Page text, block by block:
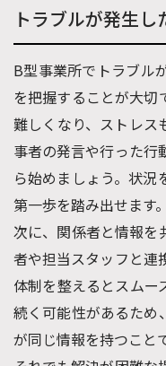
トラブルが発生し
B型事業所でトラブル
を把握することが大切
難しくなり、ストレス
事者の発言や行った行
ら始めましょう。状況
第一歩を踏み出せます。
次に、関係者と情報を
者や担当スタッフと連
体制を整えるとスムー
続く可能性があるため
が同じ情報を持つこと